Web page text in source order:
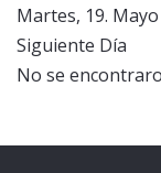
Martes, 19.
Siguiente Día
No se